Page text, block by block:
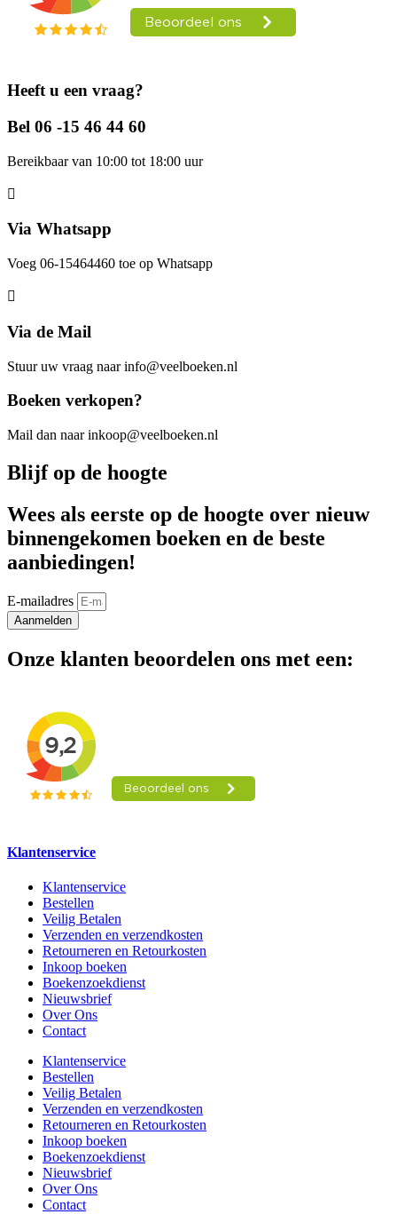
Heeft u een vraag?
Bel 06 -15 46 44 60
Bereikbaar van 10:00 tot 18:00 uur
Via Whatsapp
Voeg 06-15464460 toe op Whatsapp
Via de Mail
Stuur uw vraag naar info@veelboeken.nl
Boeken verkopen?
Mail dan naar inkoop@veelboeken.nl
Blijf op de hoogte
Wees als eerste op de hoogte over nieuw
binnengekomen boeken en de beste
aanbiedingen!
E-mailadres
Aanmelden
Onze klanten beoordelen ons met een:
Klantenservice
Klantenservice
Bestellen
Veilig Betalen
Verzenden en verzendkosten
Retourneren en Retourkosten
Inkoop boeken
Boekenzoekdienst
Nieuwsbrief
Over Ons
Contact
Klantenservice
Bestellen
Veilig Betalen
Verzenden en verzendkosten
Retourneren en Retourkosten
Inkoop boeken
Boekenzoekdienst
Nieuwsbrief
Over Ons
Contact